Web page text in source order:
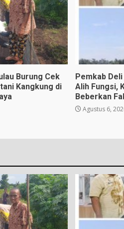
Burung Cek
Kangkung di
Pemkab
Alih Fungsi,
Beberkan
Agustus 6,